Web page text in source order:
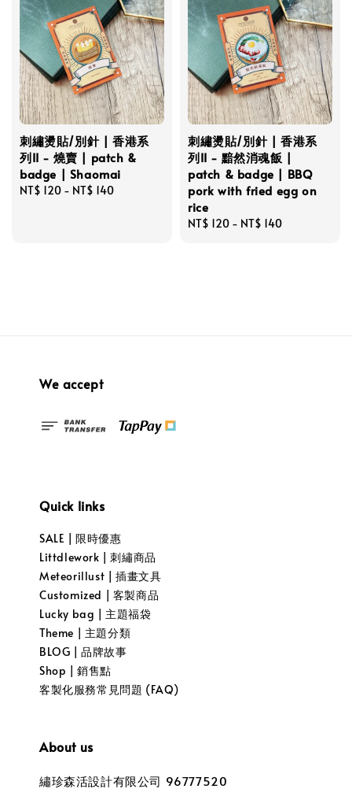
刺繡燙貼/別針 | 香港系
列II - 燒賣 | patch &
badge | Shaomai
Regular
NT$ 120 - NT$ 140
刺繡燙貼/別針 | 香港系
列II - 黯然消魂飯 |
patch & badge | BBQ
pork with fried egg on
rice
Regular
NT$ 120 - NT$ 140
We accept
Quick links
SALE | 限時優惠
Littdlework | 刺繡商品
Meteorillust | 插畫文具
Customized | 客製商品
Lucky bag | 主題福袋
Theme | 主題分類
BLOG | 品牌故事
Shop | 銷售點
客製化服務常見問題 (FAQ)
About us
繡珍森活設計有限公司 96777520